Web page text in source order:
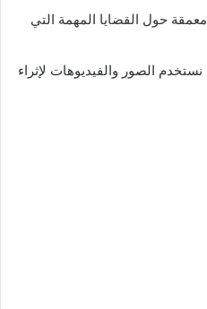
معمقة حول القضايا المهمة التي
نستخدم الصور والفيديوهات لإثراء